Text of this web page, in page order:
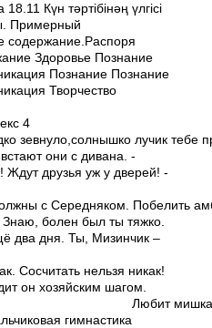
Күн тәртібінәң үлгісі
Примерный
содержание.Распоря
Здоровье Познание
Познание Познание
Творчество
4
зевнуло,солнышко лучик тебе
они с дивана.
Ждут друзья уж у дверей!
с Середняком. Побелить
болен был ты тяжко.
два дня. Ты, Мизинчик –
Сосчитать нельзя никак!
он хозяйским шагом.
мёд .Да
гимнастика